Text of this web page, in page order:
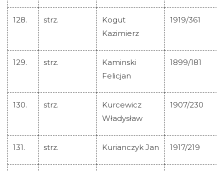
128. strz.
Kogut
Kazimierz
1919/361
129. strz.
Kaminski
Felicjan
1899/181
130. strz.
Kurcewicz
Władysław
1907/230
131. strz. Kurianczyk Jan 1917/219